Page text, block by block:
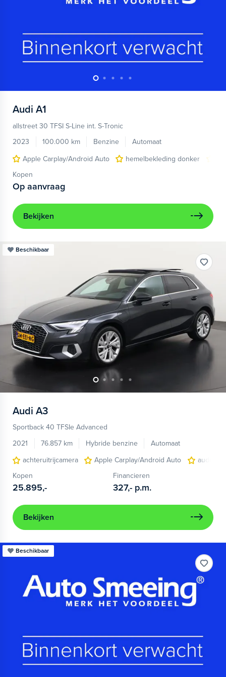
Audi A1
allstreet 30 TFSI S-Line int. S-Tronic
2023
100.000 km Benzine
Automaat
Apple Carplay/Android Auto
hemelbekleding donker
Kopen
Op aanvraag
Bekijken
Beschikbaar
Audi A3
Sportback 40 TFSIe Advanced
2021
76.857 km Hybride benzine
Automaat
achteruitrijcamera
Apple Carplay/Android Auto
audio
Kopen
25.895,-
Financieren
327,- p.m.
Bekijken
Beschikbaar